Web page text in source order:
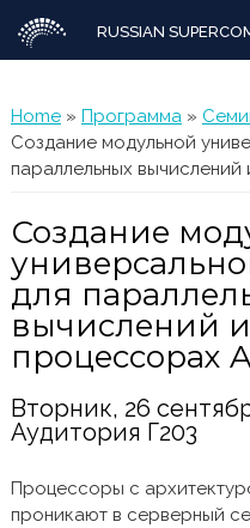
RUSSIAN
You are here
Home» Программа»
Создание модульной
параллельных
Создание
для
вычислений
процессорах
Вторник, 26
Аудитория Г203
Процессоры с
проникают в серверный